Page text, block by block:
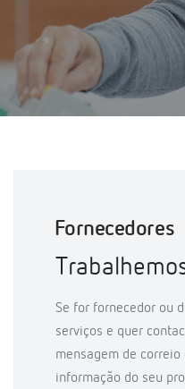
Fornecedores
Se for fornecedor ou
serviços e quer
mensagem de
informação do seu